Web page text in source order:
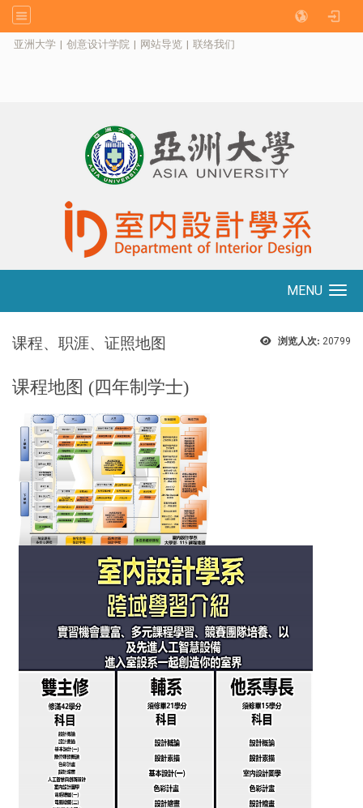
亚洲大学 | 创意设计学院 | 网站导览 | 联络我们
MENU
浏览人次: 20799
课程、职涯、证照地图
课程地图 (四年制学士)